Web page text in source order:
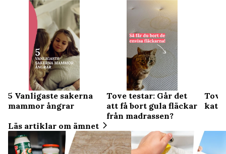
5 Vanligaste sakerna
mammor ångrar
Tove testar: Går det
att få bort gula fläckar
från madrassen?
Läs artiklar om ämnet